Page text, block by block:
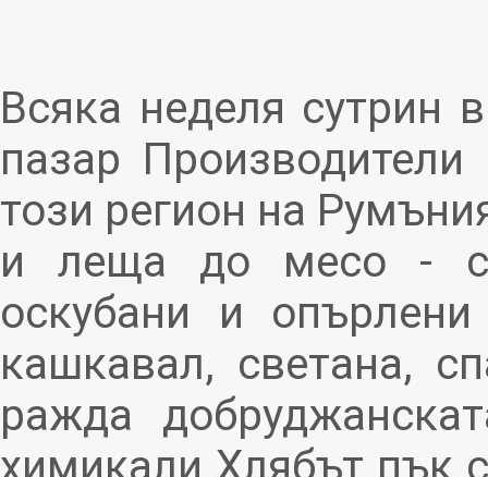
Всяка неделя сутрин
пазар
този регион на
и леща до месо -
оскубани и
кашкавал, светана,
ражда
химикали Хлябът пък